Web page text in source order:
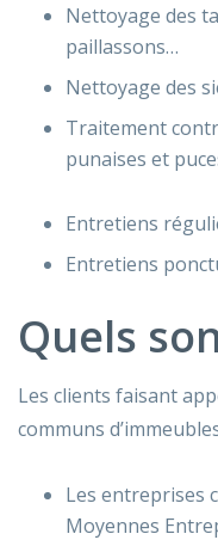
Nettoyage des
paillassons…
Nettoyage des
Traitement
punaises et
Entretiens
Entretiens
Quels
Les clients faisant
communs
Les entreprises
Moyennes